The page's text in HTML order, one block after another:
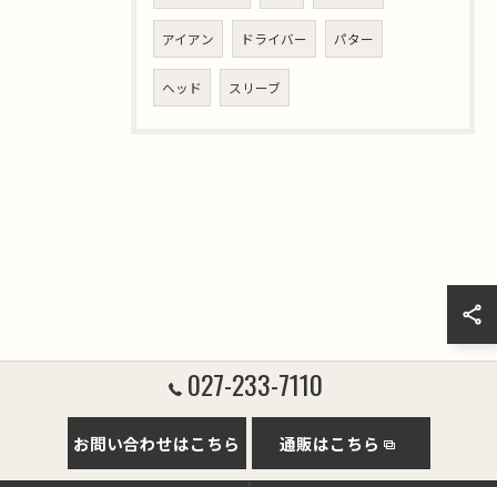
アイアン ドライバー パター
ヘッド スリーブ
027-233-7110
お問い合わせはこちら 通販はこちら